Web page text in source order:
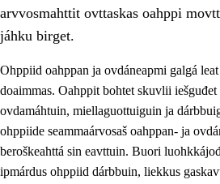
arvvosmahttit ovttaskas oahppi
jáhku birget.
Ohppiid oahppan ja ovdáneapmi galgá
doaimmas. Oahppit bohtet skuvlii iešguđet
ovdamáhtuin, miellaguottuiguin ja
ohppiide seammaárvosaš oahppan- ja
beroškeahttá sin eavttuin. Buori
ipmárdus ohppiid dárbbuin, liekkus